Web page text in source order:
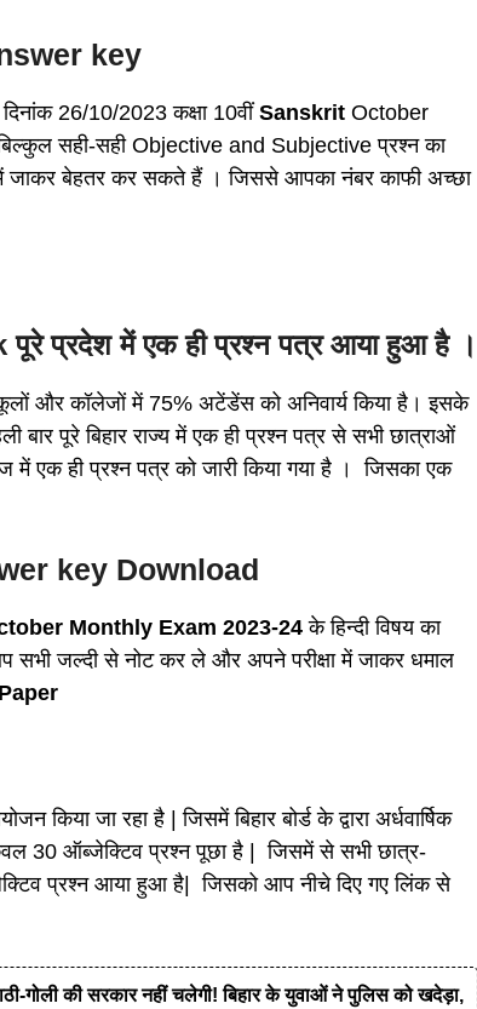
key
26/10/2023 कक्षा 10वींSanskrit October
बिल्कुल सही-सही Objective and Subjective प्रश्न का
जाकर बेहतर कर सकते हैं । जिससे आपका नंबर काफी अच्छा
प्रदेश में एक ही प्रश्न पत्र आया हुआ है ।
और कॉलेजों में 75% अटेंडेंस को अनिवार्य किया है। इसके
बार पूरे बिहार राज्य में एक ही प्रश्न पत्र से सभी छात्राओं
में एक ही प्रश्न पत्र को जारी किया गया है । जिसका एक
key Download
Monthly Exam 2023-24के हिन्दी विषय का
जल्दी से नोट कर ले और अपने परीक्षा में जाकर धमाल
जा रहा है | जिसमें बिहार बोर्ड के द्वारा अर्धवार्षिक
में केवल 30 ऑब्जेक्टिव प्रश्न पूछा है | जिसमें से सभी छात्र-
प्रश्न आया हुआ है| जिसको आप नीचे दिए गए लिंक से
की सरकार नहीं चलेगी! बिहार के युवाओं ने पुलिस को खदेड़ा,